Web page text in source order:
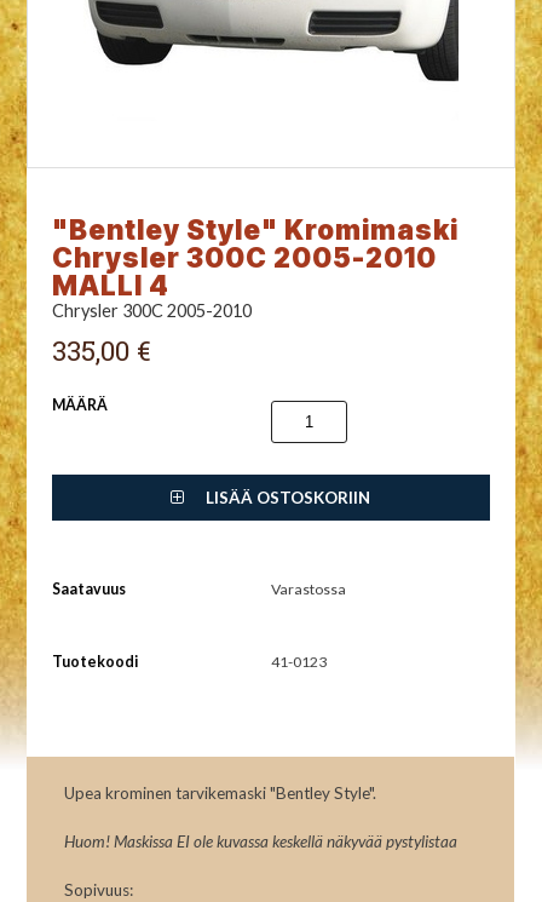
"Bentley Style" Kromimaski
Chrysler 300C 2005-2010
MALLI 4
Chrysler 300C 2005-2010
335,00 €
MÄÄRÄ
LISÄÄ OSTOSKORIIN
Saatavuus Varastossa
Tuotekoodi 41-0123
Upea krominen tarvikemaski "Bentley Style".
Huom! Maskissa EI ole kuvassa keskellä näkyvää pystylistaa
Sopivuus: